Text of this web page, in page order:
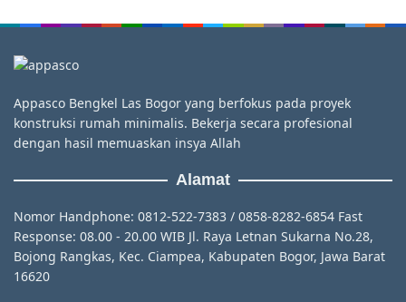
Appasco Bengkel Las Bogor yang berfokus pada proyek
konstruksi rumah minimalis. Bekerja secara profesional
dengan hasil memuaskan insya Allah
Alamat
Nomor Handphone: 0812-522-7383 / 0858-8282-6854 Fast
Response: 08.00 - 20.00 WIB Jl. Raya Letnan Sukarna No.28,
Bojong Rangkas, Kec. Ciampea, Kabupaten Bogor, Jawa Barat
16620